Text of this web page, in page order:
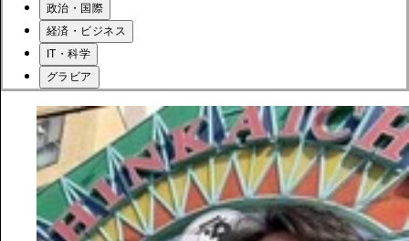
政治・国際
経済・ビジネス
IT・科学
グラビア